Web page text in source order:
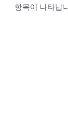
항목이 나타납